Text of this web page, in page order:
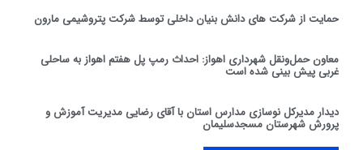
حمایت از شرکت های دانش بنیان داخلی توسط شرکت پتروشیمی مارون
معاون حمل‌ونقل شهرداری اهواز: احداث رمپ پل هفتم اهواز به ساحلی
غربی پیش بینی شده است
دیدار مدیرکل نوسازی مدارس استان با آقای رضایی مدیریت آموزش و
پرورش شهرستان مسجدسلیمان